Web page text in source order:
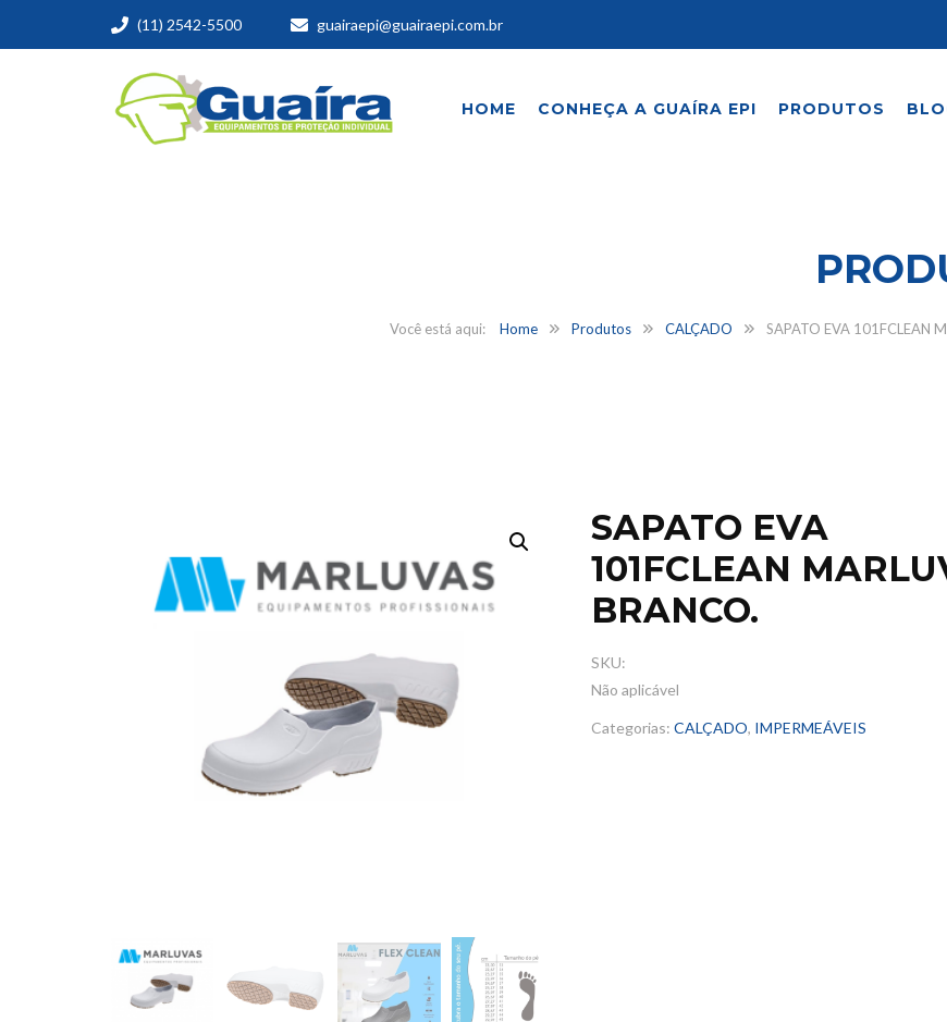
(11) 2542-5500 guairaepi@guairaepi.com.br
HOME CONHEÇA A GUAÍRA EPI PRODUTOS
Home Produtos CALÇADO SAPATO EVA 101FCLEAN
SAPATO EVA
101FCLEAN
BRANCO.
SKU:
Não aplicável
Categorias: CALÇADO, IMPERMEÁVEIS